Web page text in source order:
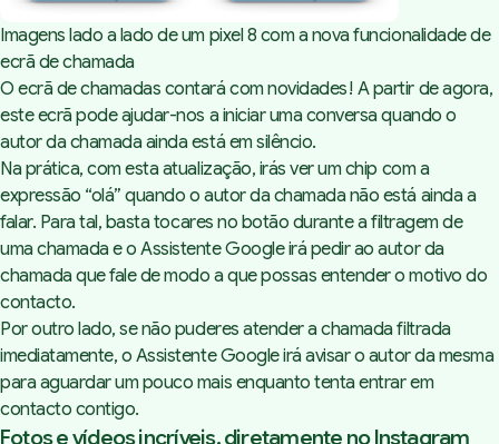
Imagens lado a lado de um pixel 8 com a nova funcionalidade de
ecrã de chamada
O ecrã de chamadas contará com novidades! A partir de agora,
este ecrã pode ajudar-nos a iniciar uma conversa quando o
autor da chamada ainda está em silêncio.
Na prática, com esta atualização, irás ver um chip com a
expressão “olá” quando o autor da chamada não está ainda a
falar. Para tal, basta tocares no botão durante a filtragem de
uma chamada e o Assistente Google irá pedir ao autor da
chamada que fale de modo a que possas entender o motivo do
contacto.
Por outro lado, se não puderes atender a chamada filtrada
imediatamente, o Assistente Google irá avisar o autor da mesma
para aguardar um pouco mais enquanto tenta entrar em
contacto contigo.
Fotos e vídeos incríveis, diretamente no Instagram